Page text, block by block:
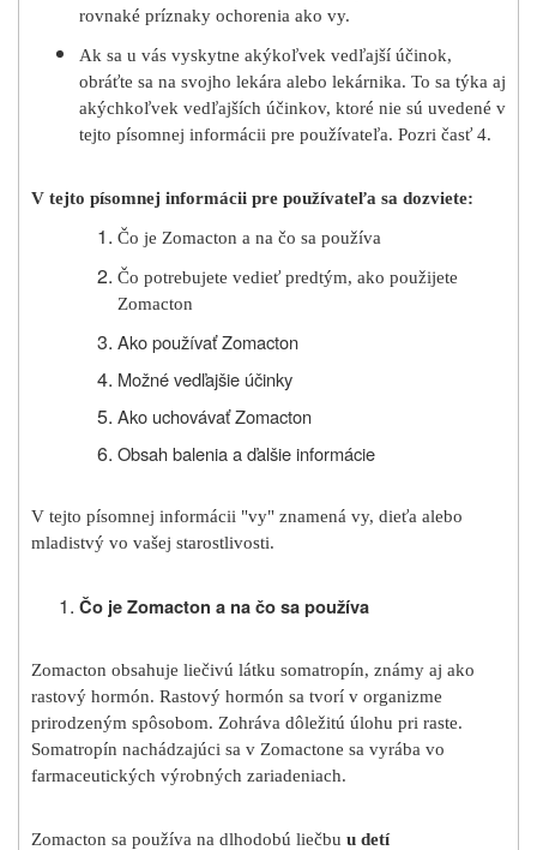
rovnaké príznaky ochorenia ako vy.
Ak sa u vás vyskytne akýkoľvek vedľajší účinok,
obráťte sa na svojho lekára alebo lekárnika. To sa týka aj
akýchkoľvek vedľajších účinkov, ktoré nie sú uvedené v
tejto písomnej informácii pre používateľa. Pozri časť 4.
V tejto písomnej informácii pre používateľa sa dozviete:
Čo je Zomacton a na čo sa používa
Čo potrebujete vedieť predtým, ako použijete
Zomacton
Ako používať Zomacton
Možné vedľajšie účinky
Ako uchovávať Zomacton
Obsah balenia a ďalšie informácie
V tejto písomnej informácii "vy" znamená vy, dieťa alebo
mladistvý vo vašej starostlivosti.
Čo je Zomacton a na čo sa používa
Zomacton obsahuje liečivú látku somatropín, známy aj ako
rastový hormón. Rastový hormón sa tvorí v organizme
prirodzeným spôsobom. Zohráva dôležitú úlohu pri raste.
Somatropín nachádzajúci sa v Zomactone sa vyrába vo
farmaceutických výrobných zariadeniach.
Zomacton sa používa na dlhodobú liečbu u detí